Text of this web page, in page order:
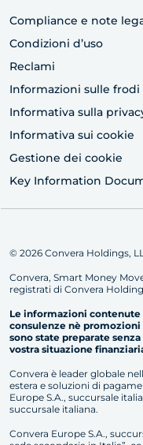
Compliance e note
Condizioni d’uso
Reclami
Informazioni sulle frodi
Informativa sulla
Informativa sui cookie
Gestione dei cookie
Key Information
© 2026 Convera Holdings,
Convera, Smart Money
registrati di Convera
Le informazioni
consulenze nè
sono state preparate
vostra situazione
Convera è leader globale
estera e soluzioni di
Europe S.A., succursale
succursale italiana.
Convera Europe S.A.,